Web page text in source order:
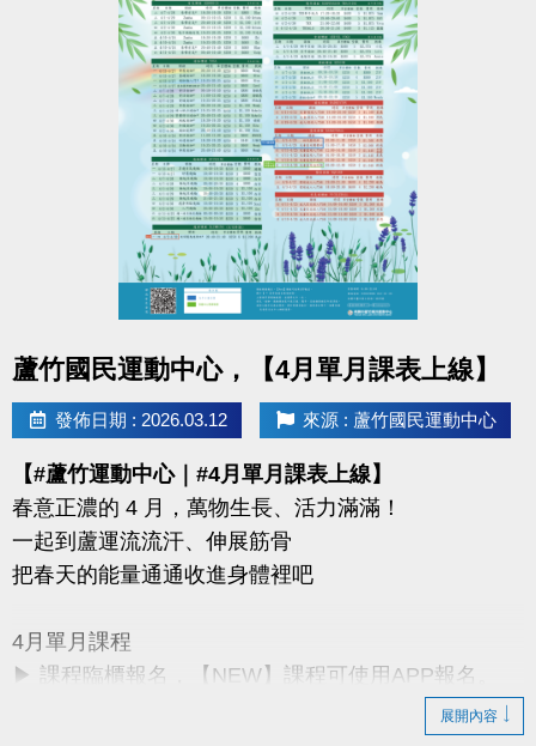
且開班成功，無中途退費之學員
04/11-04/30 不分新舊生
APP報名享95折優惠
04/30 前 本期臨櫃報名
《 有 加碼優惠 喔 》
同一人報名三門以上 → 88折優惠
同一人報名兩門以上 → 9折優惠
連絡資訊
-洽詢專線：03-2639066 #115、116
https://www.lzsports.com.tw/zh_TW/news/pageID/1/
-FB : 桃園市蘆竹國民運動中心
-IG : @luzhusports
蘆竹國民運動中心，【4月單月課表上線】
發佈日期 : 2026.03.12 來源 : 蘆竹國民運動中心
【#蘆竹運動中心｜#4月單月課表上線】
春意正濃的 4 月，萬物生長、活力滿滿！
一起到蘆運流流汗、伸展筋骨
把春天的能量通通收進身體裡吧
4月單月課程
▶ 課程臨櫃報名，【NEW】課程可使用APP報名。
展開內容